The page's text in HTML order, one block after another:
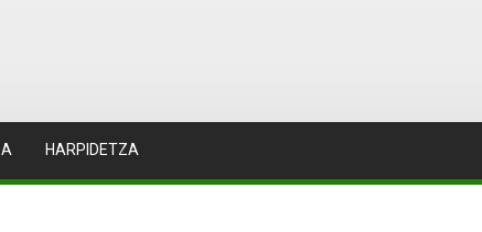
HARPIDETZA